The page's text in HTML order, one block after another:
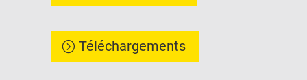
Téléchargements